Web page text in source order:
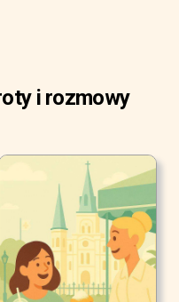
i rozmowy